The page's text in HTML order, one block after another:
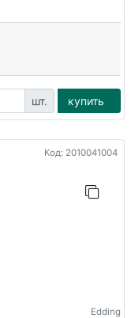
шт. купить
Код: 2010041004
Edding